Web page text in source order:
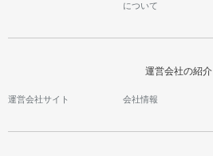
について
運営会社の紹介
運営会社サイト 会社情報